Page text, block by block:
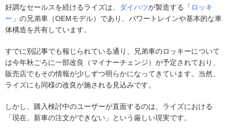
好調なセールスを続けるライズは、 ダイハツが製造する「 ロッキ
ー 」の兄弟車（OEMモデル）であり、パワートレインや基本的な車
体構造を共有しています。
すでに別記事でも報じられている通り、兄弟車のロッキーについて
は今年秋ごろに一部改良（マイナーチェンジ）が予定されており、
販売店でもその情報が少しずつ明らかになってきています。当然、
ライズにも同様の改良が施される見込みです。
しかし、購入検討中のユーザーが直面するのは、ライズにおける
「現在、新車の注文ができない」という厳しい現実です。